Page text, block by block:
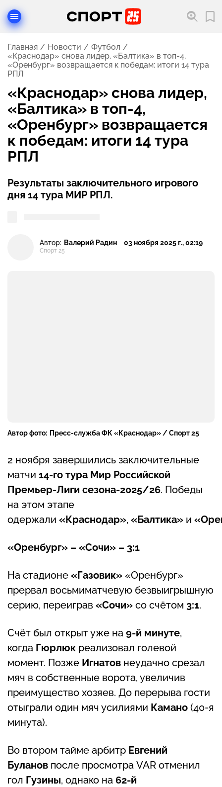
Главная Новости
Футбол
«Краснодар» снова лидер, «Балтика» в топ-4,
«Оренбург» возвращается к победам: итоги 14 тура
РПЛ
«Краснодар» снова лидер,
«Балтика» в топ-4,
«Оренбург» возвращается
к победам: итоги 14 тура
РПЛ
Результаты заключительного игрового
дня 14 тура МИР РПЛ.
Автор: Валерий Радин
Спорт 25
03 ноября 2025 г., 02:19
Автор фото: Пресс-служба ФК «Краснодар» / Спорт 25
2 ноября завершились заключительные
матчи 14-го тура Мир Российской
Премьер-Лиги сезона-2025/26. Победы
на этом этапе
одержали «Краснодар», «Балтика» и
«Оренбург» – «Сочи» – 3:1
На стадионе «Газовик» «Оренбург»
прервал восьмиматчевую безвыигрышную
серию, переиграв «Сочи» со счётом 3:1.
Счёт был открыт уже на 9-й минуте,
когда Гюрлюк реализовал голевой
момент. Позже Игнатов неудачно срезал
мяч в собственные ворота, увеличив
преимущество хозяев. До перерыва гости
отыграли один мяч усилиями Камано (40-я
минута).
Во втором тайме арбитр Евгений
Буланов после просмотра VAR отменил
гол Гузины, однако на 62-й